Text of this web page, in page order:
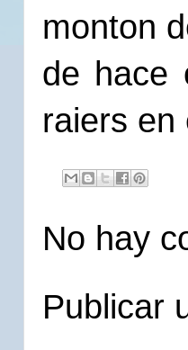
monton
de hace
raiers en
No hay
Publicar